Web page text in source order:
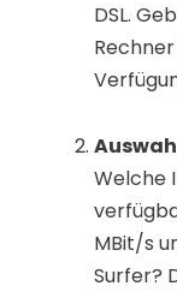
DSL.
Welche
MBit/s
Surfer?